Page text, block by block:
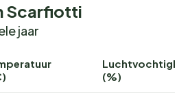
Scarfiotti
jaar
(%)